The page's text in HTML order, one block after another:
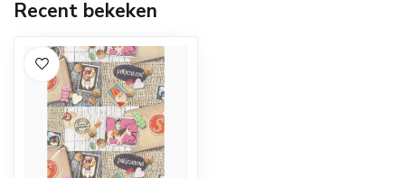
Recent bekeken